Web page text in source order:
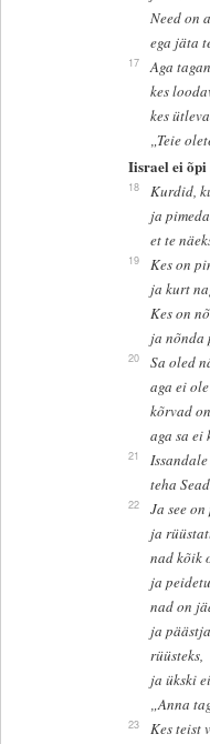
Need on
ega jäta
17
Aga
kes
kes
„Teie
Iisrael ei õpi
18
Kurdid,
ja
et te
19
Kes on
ja kurt
Kes on
ja nõnda
20
Sa oled
aga ei
kõrvad
aga sa ei
21
teha
22
Ja see
ja
nad kõik
ja
nad on
ja
rüüsteks,
ja ükski
„Anna
23
Kes teist